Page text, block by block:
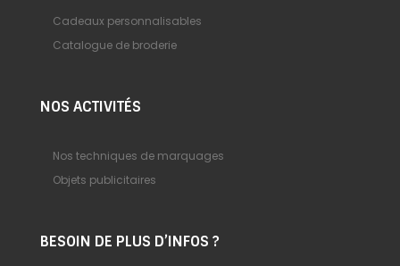
Cadeaux personnalisables
Catalogue de broderie
NOS ACTIVITÉS
Nos techniques de marquages
Objets publicitaires
BESOIN DE PLUS D’INFOS ?